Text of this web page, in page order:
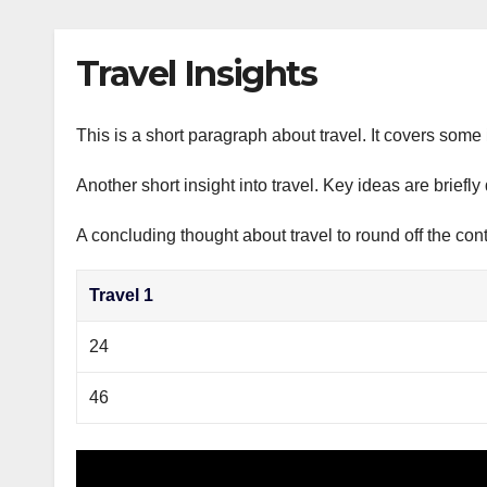
Travel Insights
This is a short paragraph about travel. It covers
Another short insight into travel. Key ideas are briefly
A concluding thought about travel to round off the
Travel 1
24
46